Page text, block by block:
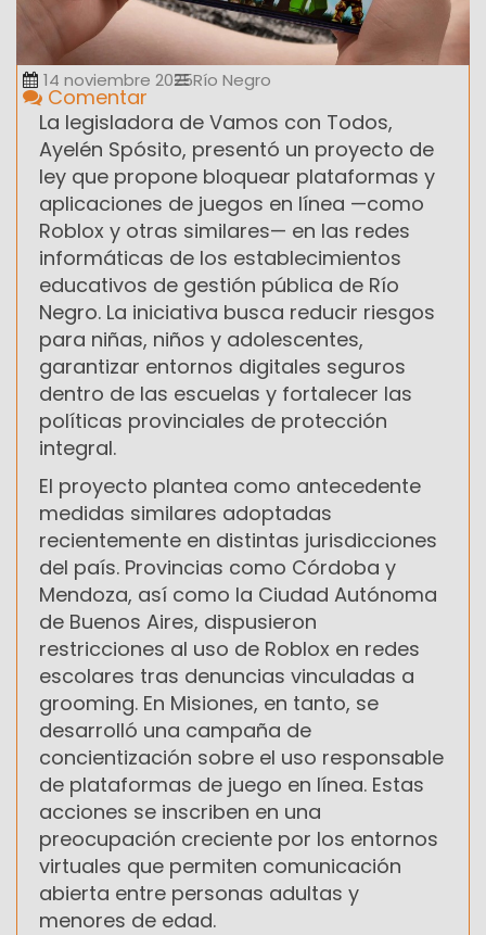
14 noviembre 2025Río Negro
Comentar
La legisladora de Vamos con Todos,
Ayelén Spósito, presentó un proyecto de
ley que propone bloquear plataformas y
aplicaciones de juegos en línea —como
Roblox y otras similares— en las redes
informáticas de los establecimientos
educativos de gestión pública de Río
Negro. La iniciativa busca reducir riesgos
para niñas, niños y adolescentes,
garantizar entornos digitales seguros
dentro de las escuelas y fortalecer las
políticas provinciales de protección
integral.
El proyecto plantea como antecedente
medidas similares adoptadas
recientemente en distintas jurisdicciones
del país. Provincias como Córdoba y
Mendoza, así como la Ciudad Autónoma
de Buenos Aires, dispusieron
restricciones al uso de Roblox en redes
escolares tras denuncias vinculadas a
grooming. En Misiones, en tanto, se
desarrolló una campaña de
concientización sobre el uso responsable
de plataformas de juego en línea. Estas
acciones se inscriben en una
preocupación creciente por los entornos
virtuales que permiten comunicación
abierta entre personas adultas y
menores de edad.